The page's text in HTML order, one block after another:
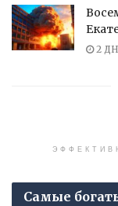
2
Самые